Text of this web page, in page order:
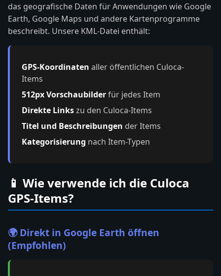
das geografische Daten für Anwendungen wie Google
Earth, Google Maps und andere Kartenprogramme
beschreibt. Unsere KML-Datei enthält:
GPS-Koordinaten aller öffentlichen Culoca-
Items
512px Vorschaubilderfür jedes Item
Direkte Linkszu den Culoca-Items
Titel und Beschreibungen der Items
Kategorisierung nach Item-Typen
📱 Wie verwende ich die Culoca
GPS-Items?
🌍 Direkt in Google Earth öffnen
(Empfohlen)